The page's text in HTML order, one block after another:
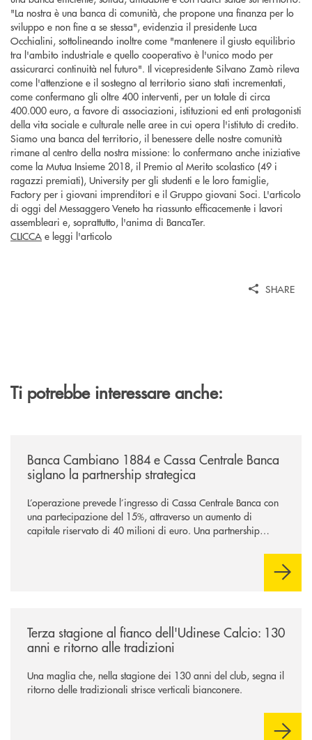
"La nostra è una banca di comunità, che propone una finanza per lo
sviluppo e non fine a se stessa", evidenzia il presidente Luca
Occhialini, sottolineando inoltre come "mantenere il giusto equilibrio
tra l'ambito industriale e quello cooperativo è l'unico modo per
assicurarci continuità nel futuro". Il vicepresidente Silvano Zamò rileva
come l'attenzione e il sostegno al territorio siano stati incrementati,
come confermano gli oltre 400 interventi, per un totale di circa
400.000 euro, a favore di associazioni, istituzioni ed enti protagonisti
della vita sociale e culturale nelle aree in cui opera l'istituto di credito.
Siamo una banca del territorio, il benessere delle nostre comunità
rimane al centro della nostra missione: lo confermano anche iniziative
come la Mutua Insieme 2018, il Premio al Merito scolastico (49 i
ragazzi premiati), University per gli studenti e le loro famiglie,
Factory per i giovani imprenditori e il Gruppo giovani Soci. L'articolo
di oggi del Messaggero Veneto ha riassunto efficacemente i lavori
assembleari e, soprattutto, l'anima di BancaTer.
CLICCA e leggi l'articolo
SHARE
Ti potrebbe interessare anche:
Banca Cambiano 1884 e Cassa Centrale Banca
siglano la partnership strategica
L’operazione prevede l’ingresso di Cassa Centrale Banca con
una partecipazione del 15%, attraverso un aumento di
capitale riservato di 40 milioni di euro. Una partnership
comuni e sulla prossimità ai territori, per ampliare l’offerta e
Terza stagione al fianco dell'Udinese Calcio: 130
anni e ritorno alle tradizioni
Una maglia che, nella stagione dei 130 anni del club, segna il
ritorno delle tradizionali strisce verticali bianconere.